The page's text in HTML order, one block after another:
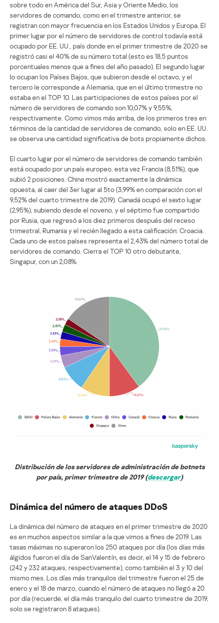
sobre todo en América del Sur, Asia y Oriente Medio, los
servidores de comando, como en el trimestre anterior, se
registran con mayor frecuencia en los Estados Unidos y Europa. El
primer lugar por el número de servidores de control todavía está
ocupado por EE. UU., país donde en el primer trimestre de 2020 se
registró casi el 40% de su número total (esto es 18,5 puntos
porcentuales menos que a fines del año pasado). El segundo lugar
lo ocupan los Países Bajos, que subieron desde el octavo, y el
tercero le corresponde a Alemania, que en el último trimestre no
estaba en el TOP 10. Las participaciones de estos países por el
número de servidores de comando son 10,07% y 9,55%,
respectivamente. Como vimos más arriba, de los primeros tres en
términos de la cantidad de servidores de comando, solo en EE. UU.
se observa una cantidad significativa de bots propiamente dichos.
El cuarto lugar por el número de servidores de comando también
está ocupado por un país europeo, esta vez Francia (8,51%), que
subió 2 posiciones. China mostró exactamente la dinámica
opuesta, al caer del 3er lugar al 5to (3,99% en comparación con el
9,52% del cuarto trimestre de 2019). Canadá ocupó el sexto lugar
(2,95%), subiendo desde el noveno, y el séptimo fue compartido
por Rusia, que regresó a los diez primeros después del receso
trimestral, Rumania y el recién llegado a esta calificación: Croacia.
Cada uno de estos países representa el 2,43% del número total de
servidores de comando. Cierra el TOP 10 otro debutante,
Singapur, con un 2,08%.
Distribución de los servidores de administración de botnets
por país, primer trimestre de 2019 (descargar)
Dinámica del número de ataques DDoS
La dinámica del número de ataques en el primer trimestre de 2020
es en muchos aspectos similar a la que vimos a fines de 2019. Las
tasas máximas no superaron los 250 ataques por día (los días más
álgidos fueron el día de SanValentín, es decir, el 14 y 15 de febrero
(242 y 232 ataques, respectivamente), como también el 3 y 10 del
mismo mes. Los días más tranquilos del trimestre fueron el 25 de
enero y el 18 de marzo, cuando el número de ataques no llegó a 20
por día (recuerde, el día más tranquilo del cuarto trimestre de 2019,
solo se registraron 8 ataques).